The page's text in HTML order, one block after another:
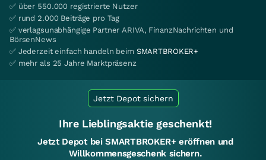
✅ über 550.000 registrierte Nutzer
✅ rund 2.000 Beiträge pro Tag
✅ verlagsunabhängige Partner ARIVA, FinanzNachrichten und
BörsenNews
✅ Jederzeit einfach handeln beim SMARTBROKER+
✅ mehr als 25 Jahre Marktpräsenz
Jetzt Depot sichern
Ihre Lieblingsaktie geschenkt!
Jetzt Depot bei SMARTBROKER+ eröffnen und
Willkommensgeschenk sichern.